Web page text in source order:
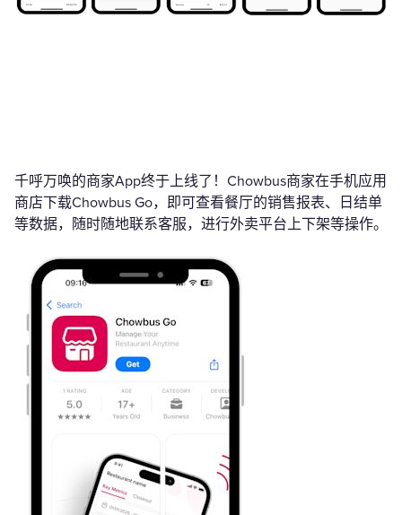
千呼万唤的商家App终于上线了！Chowbus商家在手机应用
商店下载Chowbus Go，即可查看餐厅的销售报表、日结单
等数据，随时随地联系客服，进行外卖平台上下架等操作。